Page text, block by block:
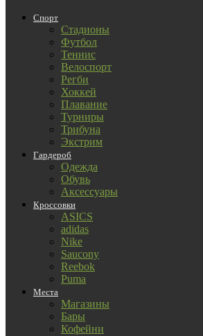
Спорт
Стадионы
Футбол
Теннис
Велоспорт
Регби
Хоккей
Плавание
Турниры
Трибуна
Экстрим
Гардероб
Одежда
Обувь
Аксессуары
Кроссовки
ASICS
adidas
Nike
Saucony
Reebok
Puma
Места
Магазины
Бары
Кофейни